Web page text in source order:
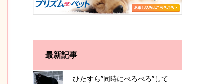
最新記事
ひたすら”同時にぺろぺろ”して